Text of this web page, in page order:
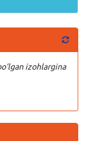
izohlargina